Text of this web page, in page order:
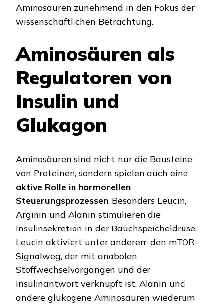
Aminosäuren zunehmend in den Fokus der
wissenschaftlichen Betrachtung.
Aminosäuren als
Regulatoren von
Insulin und
Glukagon
Aminosäuren sind nicht nur die Bausteine
von Proteinen, sondern spielen auch eine
aktive Rolle in hormonellen
Steuerungsprozessen. Besonders Leucin,
Arginin und Alanin stimulieren die
Insulinsekretion in der Bauchspeicheldrüse.
Leucin aktiviert unter anderem den mTOR-
Signalweg, der mit anabolen
Stoffwechselvorgängen und der
Insulinantwort verknüpft ist. Alanin und
andere glukogene Aminosäuren wiederum